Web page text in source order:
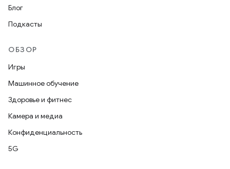
Блог
Подкасты
ОБЗОР
Игры
Машинное обучение
Здоровье и фитнес
Камера и медиа
Конфиденциальность
5G